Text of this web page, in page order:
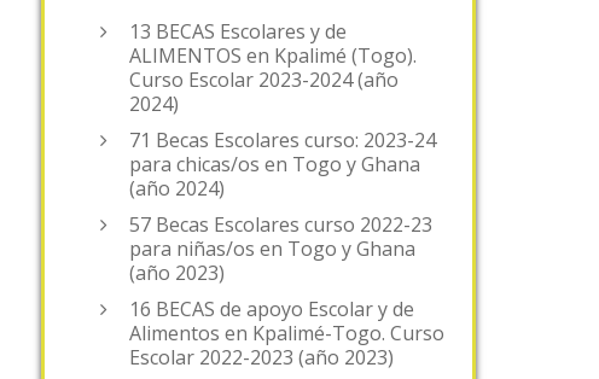
13 BECAS Escolares y de
ALIMENTOS en Kpalimé (Togo).
Curso Escolar 2023-2024 (año
2024)
71 Becas Escolares curso: 2023-24
para chicas/os en Togo y Ghana
(año 2024)
57 Becas Escolares curso 2022-23
para niñas/os en Togo y Ghana
(año 2023)
16 BECAS de apoyo Escolar y de
Alimentos en Kpalimé-Togo. Curso
Escolar 2022-2023 (año 2023)